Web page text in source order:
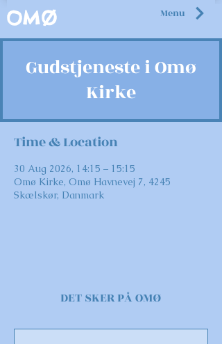
Menu
OMØ
Gudstjeneste i Omø
Kirke
Time & Location
30 Aug 2026, 14:15 – 15:15
Omø Kirke, Omø Havnevej 7, 4245
Skælskør, Danmark
DET SKER PÅ OMØ